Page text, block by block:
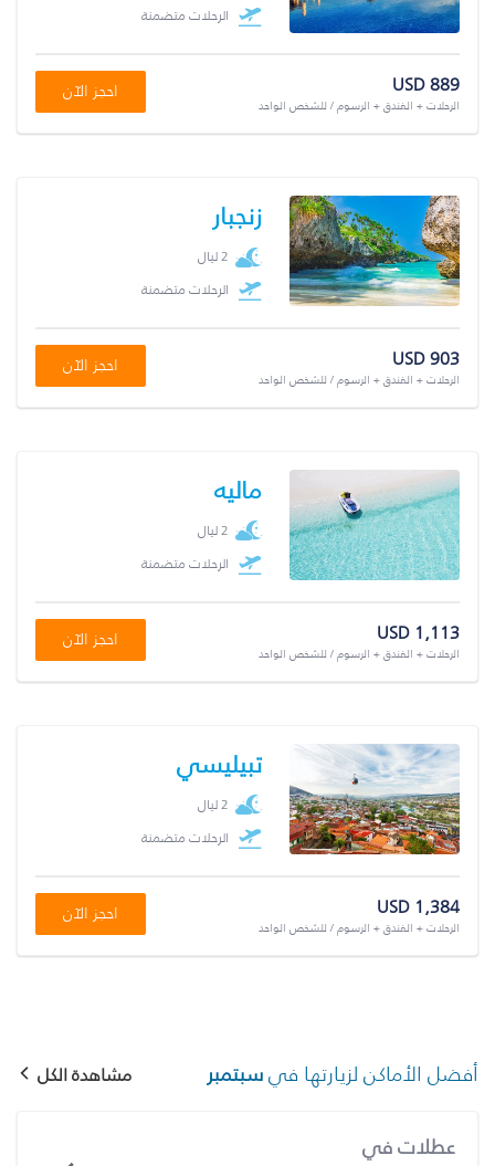
الرحلات متضمنة
USD 889
الرحلات + الفندق + الرسوم / للشخص الواحد
احجز الآن
زنجبار
2 ليال
الرحلات متضمنة
USD 903
الرحلات + الفندق + الرسوم / للشخص الواحد
احجز الآن
ماليه
2 ليال
الرحلات متضمنة
USD 1,113
الرحلات + الفندق + الرسوم / للشخص الواحد
احجز الآن
تبيليسي
2 ليال
الرحلات متضمنة
USD 1,384
الرحلات + الفندق + الرسوم / للشخص الواحد
احجز الآن
أفضل الأماكن لزيارتها فيسبتمبر مشاهدة الكل
عطلات في